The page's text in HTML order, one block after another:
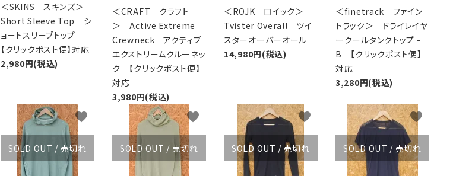
＜SKINS スキンズ＞
Short Sleeve Top シ
ョートスリーブトップ
【クリックポスト便】対応
2,980円(税込)
＜CRAFT クラフト
＞ Active Extreme
Crewneck アクティブ
エクストリームクルーネッ
ク 【クリックポスト便】
対応
3,980円(税込)
＜ROJK ロイック＞
Tvister Overall ツイ
スターオーバーオール
14,980円(税込)
＜finetrack ファイン
トラック＞ ドライレイヤ
ークールタンクトップ -
B 【クリックポスト便】
対応
3,280円(税込)
SOLD OUT / 売切れ
favorite
SOLD OUT / 売切れ
favorite
SOLD OUT / 売切れ
favorite
SOLD OUT / 売切れ
favorite